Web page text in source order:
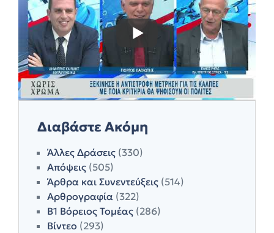
Διαβάστε Ακόμη
Άλλες Δράσεις (330)
Απόψεις (505)
Άρθρα και Συνεντεύξεις (514)
Αρθρογραφία (322)
Β1 Βόρειος Τομέας (286)
Βίντεο (293)